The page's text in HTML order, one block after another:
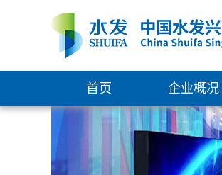
首页 企业概况
集团简介
组织架构